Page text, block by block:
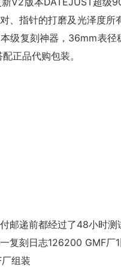
、指针的‎打磨及‎光‎泽‌度
级复‌刻神器，36mm表
正‎品‎代购包装。
邮递前都经过了48小时测
一复刻日志126200 GMF厂
厂组装